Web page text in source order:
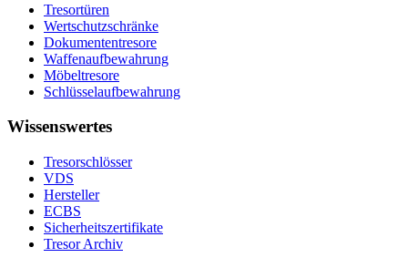
Tresortüren
Wertschutzschränke
Dokumententresore
Waffenaufbewahrung
Möbeltresore
Schlüsselaufbewahrung
Wissenswertes
Tresorschlösser
VDS
Hersteller
ECBS
Sicherheitszertifikate
Tresor Archiv